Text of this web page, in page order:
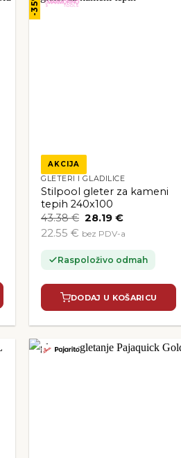
AKCIJA
GLETERI I GLADILICE
Stilpool gleter za kameni
tepih 240x100
43.38€ Izvorna
bila
43.38 €.
28.19€Trenutna
je:
22.55 € bez PDV-a
Raspoloživo odmah
DODAJ U KOŠARICU